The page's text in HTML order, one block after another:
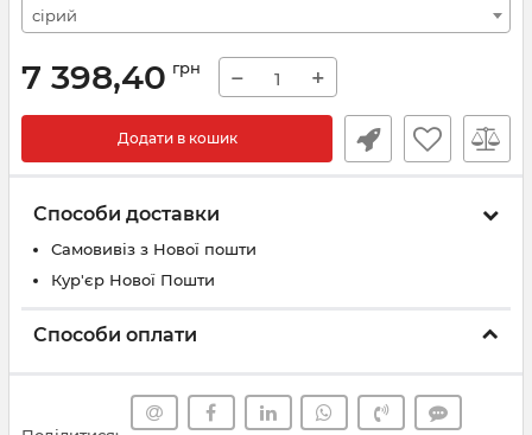
сірий
7 398,40 грн − +
Додати в кошик
Способи доставки
Самовивіз з Нової пошти
Кур'єр Нової Пошти
Способи оплати